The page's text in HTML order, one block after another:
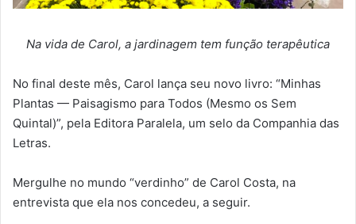
Na vida de Carol, a jardinagem tem função terapêutica
No final deste mês, Carol lança seu novo livro: “Minhas
Plantas — Paisagismo para Todos (Mesmo os Sem
Quintal)”, pela Editora Paralela, um selo da Companhia das
Letras.
Mergulhe no mundo “verdinho” de Carol Costa, na
entrevista que ela nos concedeu, a seguir.